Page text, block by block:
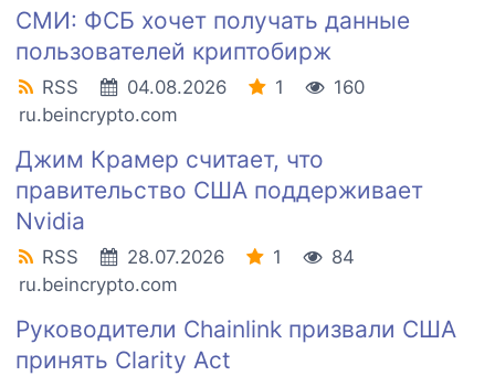
СМИ: ФСБ хочет получать данные
пользователей криптобирж
RSS 04.08.2026 1
160
ru.beincrypto.com
Джим Крамер считает, что
правительство США поддерживает
Nvidia
RSS 28.07.2026 1
84
ru.beincrypto.com
Руководители Chainlink призвали США
принять Clarity Act